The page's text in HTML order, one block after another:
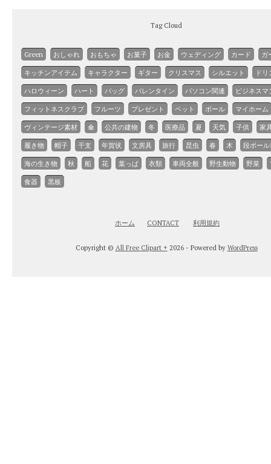
Tag Cloud
Green おしゃれ おもちゃ お菓子 お金 ウェディング カード ガ
キッチンアイテム キャラクター ギター クリスマス シルエット ド
ハロウィーン ハート バッグ バレンタイン パソコン関連 ビジネスマ
フィットネスクラブ フルーツ プレゼント ペット ボール マイホーム
ヴィンテージ素材 傘 公共の建物 冬 医療品 夏 天気 子供 家
履き物 帽子 干支 年賀状 文房具 旅行 昆虫 春 木 段ボー
海の生き物 秋 船 花 葉っぱ 衣類 車両全般 野生動物 野菜
食器 黒板
ホーム CONTACT 利用規約
Copyright © All Free Clipart + 2026 - Powered by WordPress